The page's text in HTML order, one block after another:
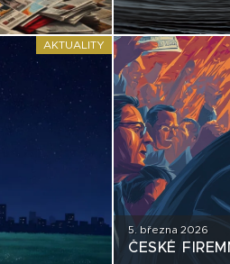
AKTUALITY
5. března 2026
ČESKÉ